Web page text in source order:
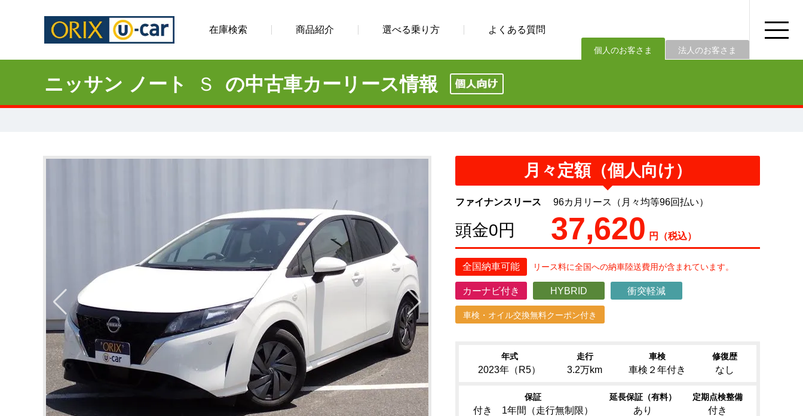
在庫検索 商品紹介 選べる乗り方 よくある質問
個人のお客さま 法人のお客さま
ニッサン ノート Ｓ の中古車カーリース情報
月々定額（個人向け）
ファイナンスリース 96カ月リース（月々均等96回払い）
頭金0円 37,620 円（税込）
全国納車可能 リース料に全国への納車陸送費用が含まれています。
カーナビ付き HYBRID 衝突軽減
車検・オイル交換無料クーポン付き
年式
2023年（R5）
走行
3.2万km
車検
車検２年付き
修復歴
なし
保証
付き 1年間（走行無制限）
延長保証（有料）
あり
定期点検整備
付き